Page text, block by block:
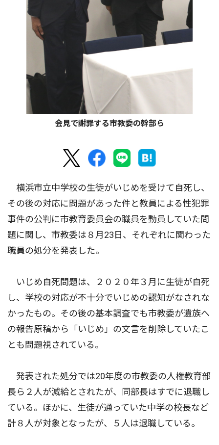
会見で謝罪する市教委の幹部ら
横浜市立中学校の生徒がいじめを受けて自死し、
その後の対応に問題があった件と教員による性犯罪
事件の公判に市教育委員会の職員を動員していた問
題に関し、市教委は８月23日、それぞれに関わった
職員の処分を発表した。
いじめ自死問題は、２０２０年３月に生徒が自死
し、学校の対応が不十分でいじめの認知がなされな
かったもの。その後の基本調査でも市教委が遺族へ
の報告原稿から「いじめ」の文言を削除していたこ
とも問題視されている。
発表された処分では20年度の市教委の人権教育部
長ら２人が減給とされたが、同部長はすでに退職し
ている。ほかに、生徒が通っていた中学の校長など
計８人が対象となったが、５人は退職している。